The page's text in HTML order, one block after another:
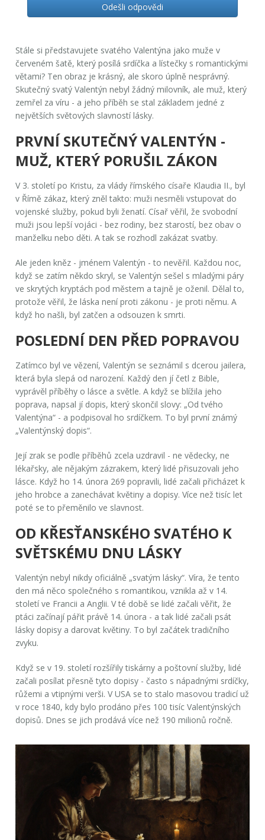
Odešli odpovědi
Stále si představujete svatého Valentýna jako muže v
červeném šatě, který posílá srdíčka a lístečky s romantickými
větami? Ten obraz je krásný, ale skoro úplně nesprávný.
Skutečný svatý Valentýn nebyl žádný milovník, ale muž, který
zemřel za víru - a jeho příběh se stal základem jedné z
největších světových slavností lásky.
PRVNÍ SKUTEČNÝ VALENTÝN -
MUŽ, KTERÝ PORUŠIL ZÁKON
V 3. století po Kristu, za vlády římského císaře Klaudia II., byl
v Římě zákaz, který zněl takto: muži nesměli vstupovat do
vojenské služby, pokud byli ženatí. Císař věřil, že svobodní
muži jsou lepší vojáci - bez rodiny, bez starostí, bez obav o
manželku nebo děti. A tak se rozhodl zakázat svatby.
Ale jeden kněz - jménem Valentýn - to nevěřil. Každou noc,
když se zatím někdo skryl, se Valentýn sešel s mladými páry
ve skrytých kryptách pod městem a tajně je oženil. Dělal to,
protože věřil, že láska není proti zákonu - je proti němu. A
když ho našli, byl zatčen a odsouzen k smrti.
POSLEDNÍ DEN PŘED POPRAVOU
Zatímco byl ve vězení, Valentýn se seznámil s dcerou jailera,
která byla slepá od narození. Každý den jí četl z Bible,
vyprávěl příběhy o lásce a světle. A když se blížila jeho
poprava, napsal jí dopis, který skončil slovy: „Od tvého
Valentýna“ - a podpisoval ho srdíčkem. To byl první známý
„Valentýnský dopis“.
Její zrak se podle příběhů zcela uzdravil - ne vědecky, ne
lékařsky, ale nějakým zázrakem, který lidé přisuzovali jeho
lásce. Když ho 14. února 269 popravili, lidé začali přicházet k
jeho hrobce a zanechávat květiny a dopisy. Více než tisíc let
poté se to přeměnilo ve slavnost.
OD KŘESŤANSKÉHO SVATÉHO K
SVĚTSKÉMU DNU LÁSKY
Valentýn nebyl nikdy oficiálně „svatým lásky“. Víra, že tento
den má něco společného s romantikou, vznikla až v 14.
století ve Francii a Anglii. V té době se lidé začali věřit, že
ptáci začínají pářit právě 14. února - a tak lidé začali psát
lásky dopisy a darovat květiny. To byl začátek tradičního
zvyku.
Když se v 19. století rozšířily tiskárny a poštovní služby, lidé
začali posílat přesně tyto dopisy - často s nápadnými srdíčky,
růžemi a vtipnými verši. V USA se to stalo masovou tradicí už
v roce 1840, kdy bylo prodáno přes 100 tisíc Valentýnských
dopisů. Dnes se jich prodává více než 190 milionů ročně.